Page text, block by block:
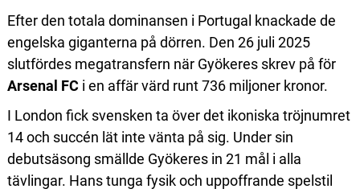
Efter den totala dominansen i Portugal knackade de
engelska giganterna på dörren. Den 26 juli 2025
slutfördes megatransfern när Gyökeres skrev på för
Arsenal FC i en affär värd runt 736 miljoner kronor.
I London fick svensken ta över det ikoniska tröjnumret
14 och succén lät inte vänta på sig. Under sin
debutsäsong smällde Gyökeres in 21 mål i alla
tävlingar. Hans tunga fysik och uppoffrande spelstil